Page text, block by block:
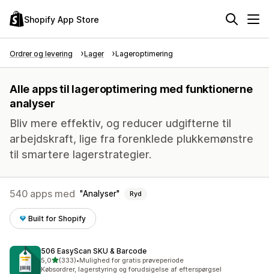
Shopify App Store
Ordrer og levering Lager Lageroptimering
Alle apps til lageroptimering med funktionerne
analyser
Bliv mere effektiv, og reducer udgifterne til
arbejdskraft, lige fra forenklede plukkemønstre
til smartere lagerstrategier.
540 apps med Analyser Ryd
Built for Shopify
506 EasyScan SKU & Barcode
5,0ud af 5 stjerner
(333)
333 anmeldelser i alt
•Mulighed for gratis prøveperiode
Købsordrer, lagerstyring og forudsigelse af efterspørgsel